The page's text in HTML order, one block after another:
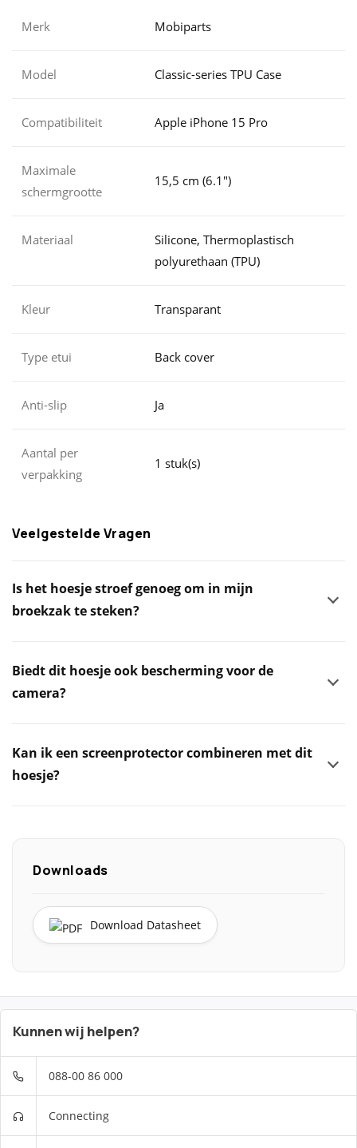
Merk Mobiparts
Model Classic-series TPU Case
Compatibiliteit Apple iPhone 15 Pro
Maximale
schermgrootte
15,5 cm (6.1")
Materiaal
Silicone, Thermoplastisch
polyurethaan (TPU)
Kleur Transparant
Type etui Back cover
Anti-slip Ja
Aantal per
verpakking
1 stuk(s)
Veelgestelde Vragen
Is het hoesje stroef genoeg om in mijn
broekzak te steken?
Biedt dit hoesje ook bescherming voor de
camera?
Kan ik een screenprotector combineren met dit
hoesje?
Downloads
Download Datasheet
Kunnen wij helpen?
088-00 86 000
Connecting